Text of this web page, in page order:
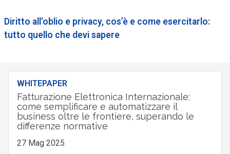
Diritto all’oblio e privacy, cos’è e come esercitarlo:
tutto quello che devi sapere
WHITEPAPER
Fatturazione Elettronica Internazionale:
come semplificare e automatizzare il
business oltre le frontiere, superando le
differenze normative
27 Mag 2025